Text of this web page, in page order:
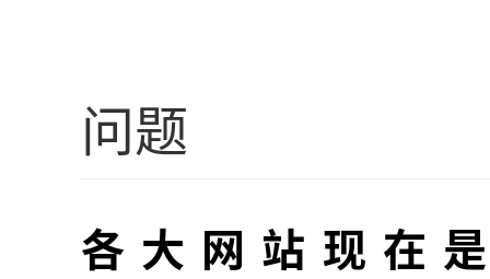
问题
各大网站现在